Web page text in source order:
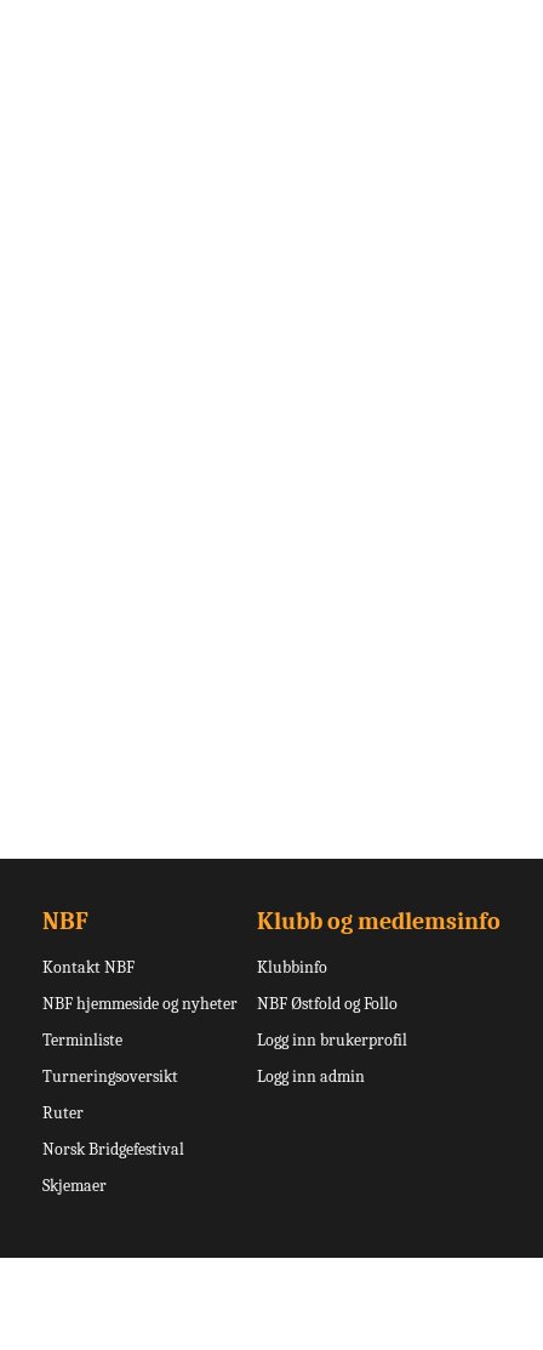
NBF
Kontakt NBF
NBF hjemmeside og nyheter
Terminliste
Turneringsoversikt
Ruter
Norsk Bridgefestival
Skjemaer
Klubb og medlemsinfo
Klubbinfo
NBF Østfold og Follo
Logg inn brukerprofil
Logg inn admin